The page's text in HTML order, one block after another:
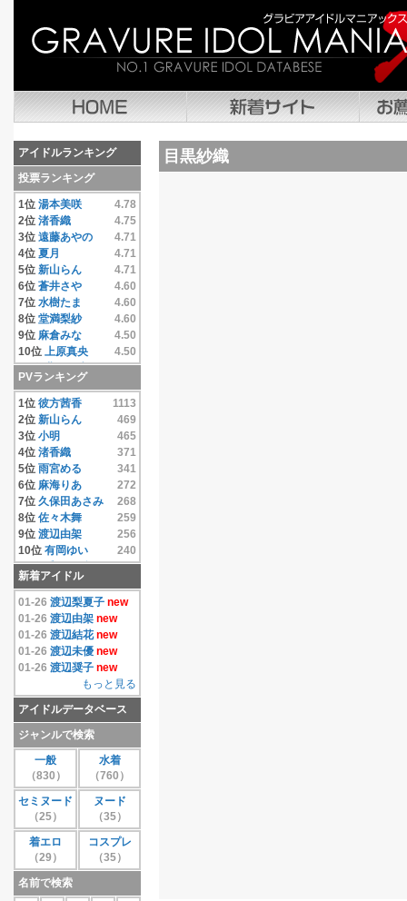
目黒紗織
アイドルランキング
投票ランキング
1位 湯本美咲
4.78
2位 渚香織
4.75
3位 遠藤あやの
4.71
4位 夏月
4.71
5位 新山らん
4.71
6位 蒼井さや
4.60
7位 水樹たま
4.60
8位 堂満梨紗
4.60
9位 麻倉みな
4.50
10位 上原真央
4.50
11位豊田果歩
4.50
12位 小池唯
13位彼方茜香
4.40
14位相澤仁美
4.33
15位相沢まき
4.33
16位逢沢りな
4.33
17位相原みぃ
4.33
18位相原美咲
4.33
19位秋元結衣
4.33
20位雨宮める
4.33
21位有岡ゆい
4.33
22位 安藤遥
4.33
23位いいむれまさき
24位生田善子
4.33
25位入矢麻衣
4.33
26位鵜飼りえ
4.33
27位蛯原天
4.33
28位和葉みれい
4.33
栗原みさ
4.33
30位末永みゆ
4.33
もっと見る
PVランキング
1位 彼方茜香
1113
2位 新山らん
469
3位 小明
465
4位 渚香織
371
5位 雨宮める
341
6位 麻海りあ
272
7位 久保田あさみ
268
8位 佐々木舞
259
9位 渡辺由架
256
10位 有岡ゆい
240
11位千原こずえ
237
12位 尾崎ナナ
13位片瀬桃
220
14位水樹たま
214
15位遠藤あやの
208
16位麻倉みな
171
17位上原真央
155
島本里沙
152
19位團遥香
147
20位安西かな
131
21位 芦田実沙寿
22位鮎川穂乃果
126
23位手束真知子
124
24位伊達あい
123
25位大崎由希
115
26位鈴木あきえ
115
27位蒼井さや
111
28位紗那
109
29位相原美咲
107
30位桜庭あつこ
もっと見る
新着アイドル
01-26 渡辺梨夏子 new
01-26 渡辺由架 new
01-26 渡辺結花 new
01-26 渡辺未優 new
01-26 渡辺奨子 new
もっと見る
アイドルデータベース
ジャンルで検索
一般
（830）
水着
（760）
セミヌード
（25）
ヌード
（35）
着エロ
（29）
コスプレ
（35）
名前で検索